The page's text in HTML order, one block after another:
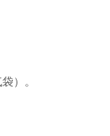
）。